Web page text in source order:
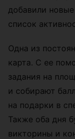
добавили
список
Одна из
карта. С ее
задания на
и собирают
на подарки в
Также оба дня
викторины и